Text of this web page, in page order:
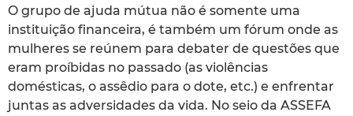
O grupo de ajuda mútua não é somente uma
instituição financeira, é também um fórum onde as
mulheres se reúnem para debater de questões que
eram proíbidas no passado (as violências
domésticas, o assêdio para o dote, etc.) e enfrentar
juntas as adversidades da vida. No seio da ASSEFA